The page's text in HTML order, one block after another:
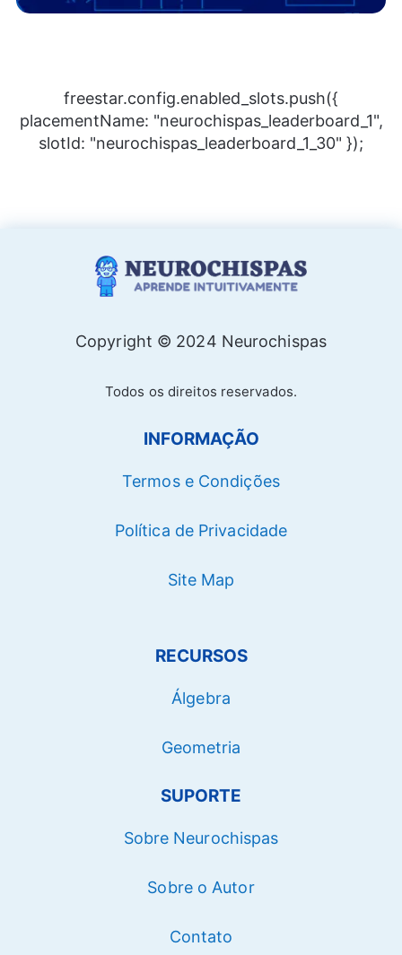
freestar.config.enabled_slots.push({
placementName: "neurochispas_leaderboard_1",
slotId: "neurochispas_leaderboard_1_30" });
Copyright © 2024 Neurochispas
Todos os direitos reservados.
INFORMAÇÃO
Termos e Condições
Política de Privacidade
Site Map
RECURSOS
Álgebra
Geometria
SUPORTE
Sobre Neurochispas
Sobre o Autor
Contato